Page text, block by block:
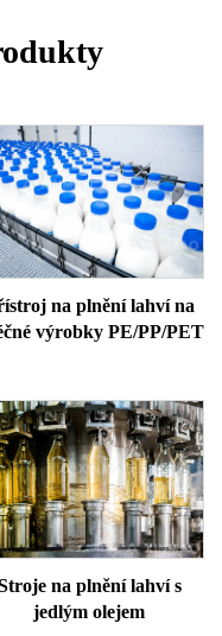
na plnění lahví na
výrobky PE/PP/PET
na plnění lahví s
jedlým olejem